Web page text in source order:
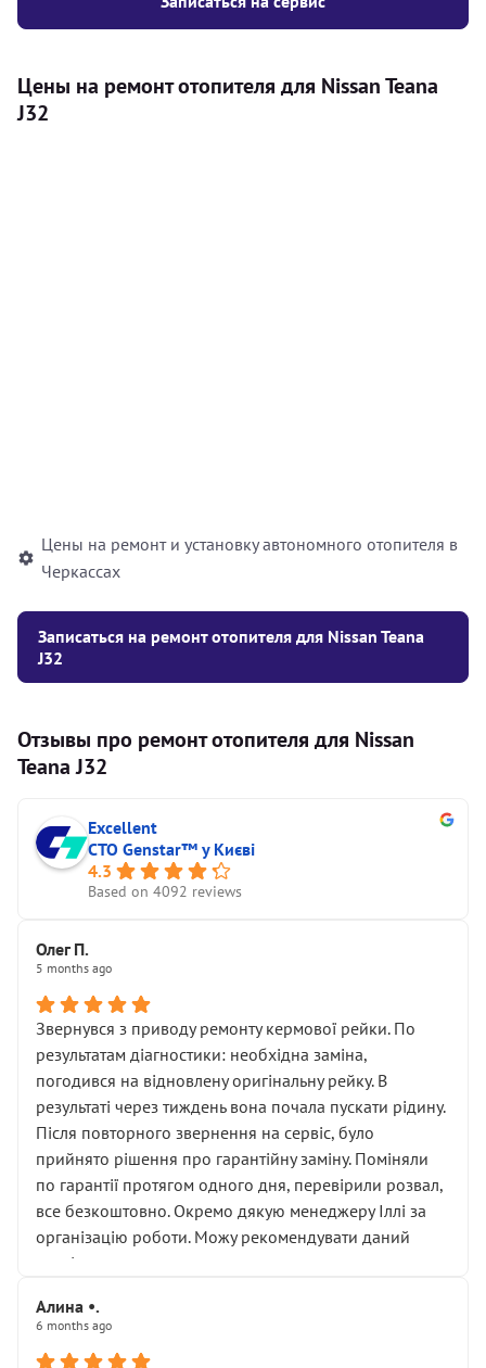
Цены на ремонт отопителя для Nissan Teana
J32
Цены на ремонт и установку автономного отопителя в
Черкассах
Записаться на ремонт отопителя для Nissan Teana
J32
Отзывы про ремонт отопителя для Nissan
Teana J32
Excellent
СТО Genstar™ у Києві
4.3
Based on 4092 reviews
Олег П.
5 months ago
Звернувся з приводу ремонту кермової рейки. По
результатам діагностики: необхідна заміна,
погодився на відновлену оригінальну рейку. В
результаті через тиждень вона почала пускати рідину.
Після повторного звернення на сервіс, було
прийнято рішення про гарантійну заміну. Поміняли
по гарантії протягом одного дня, перевірили розвал,
все безкоштовно. Окремо дякую менеджеру Іллі за
організацію роботи. Можу рекомендувати даний
сервіс.
Алина •.
6 months ago